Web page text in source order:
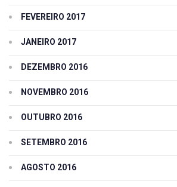
FEVEREIRO 2017
JANEIRO 2017
DEZEMBRO 2016
NOVEMBRO 2016
OUTUBRO 2016
SETEMBRO 2016
AGOSTO 2016